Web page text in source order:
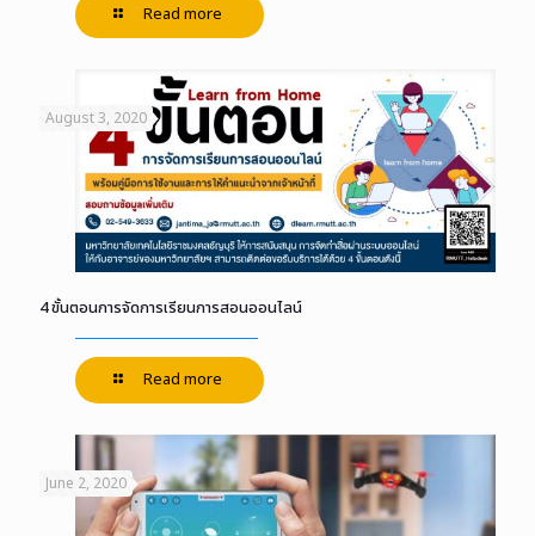
Read more
August 3, 2020
4 ขั้นตอนการจัดการเรียนการสอนออนไลน์
Read more
June 2, 2020